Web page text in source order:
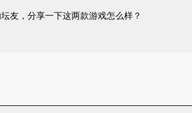
友，分享一下这两款游戏怎么样？